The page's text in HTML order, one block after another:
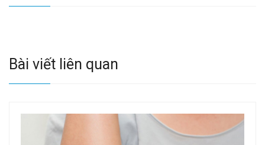
Bài viết liên quan